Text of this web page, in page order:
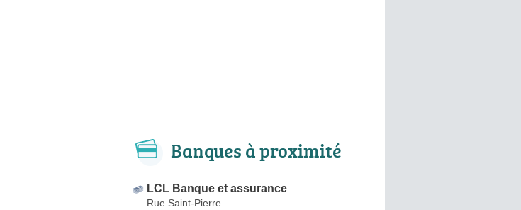
Banques à proximité
LCL Banque et assurance
Rue Saint-Pierre